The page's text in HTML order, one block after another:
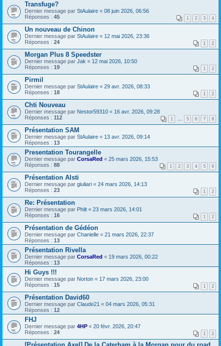
Transfuge?
Dernier message par StAulaire « 08 juin 2026, 06:56
Réponses : 45 1 2 3 4
Un nouveau de Chinon
Dernier message par StAulaire « 12 mai 2026, 23:36
Réponses : 24 1 2
Morgan Plus 8 Speedster
Dernier message par Jak « 12 mai 2026, 10:50
Réponses : 19 1 2
Pirmil
Dernier message par StAulaire « 29 avr. 2026, 08:33
Réponses : 18 1 2
Chti Nouveau
Dernier message par Nestor59310 « 16 avr. 2026, 09:28
Réponses : 112 1 … 5 6 7 8
Présentation SAM
Dernier message par StAulaire « 13 avr. 2026, 09:14
Réponses : 13
Presentation Tourangelle
Dernier message par CorsaRed « 25 mars 2026, 15:53
Réponses : 88 1 2 3 4 5 6
Présentation Alsti
Dernier message par giuliari « 24 mars 2026, 14:13
Réponses : 23 1 2
Re: Présentation
Dernier message par Philt « 23 mars 2026, 14:01
Réponses : 16 1 2
Présentation de Gédéon
Dernier message par Chanielle « 21 mars 2026, 22:37
Réponses : 13
Présentation Rivella
Dernier message par CorsaRed « 19 mars 2026, 00:22
Réponses : 13
Hi Guys !!!
Dernier message par Norton « 17 mars 2026, 23:00
Réponses : 15 1 2
Présentation David60
Dernier message par Claude21 « 04 mars 2026, 05:31
Réponses : 12
FHJ
Dernier message par 4HP « 20 févr. 2026, 20:47
Réponses : 24 1 2